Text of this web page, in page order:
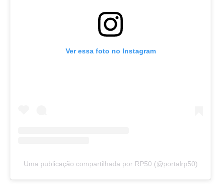
Ver essa foto no Instagram
Uma publicação compartilhada por RP50 (@portalrp50)